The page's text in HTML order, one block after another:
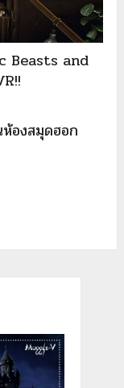
Beasts and
องสมุดฮอก